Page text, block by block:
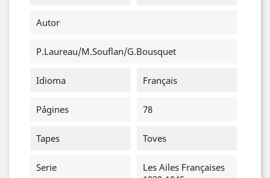
Autor
P.Laureau/M.Souflan/G.Bousquet
Idioma Français
Págines 78
Tapes Toves
Serie
Les Ailes Françaises